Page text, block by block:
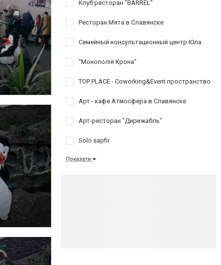
Клуб ресторан "BARREL"
Ресторан Мята в Славянске
Семейный консультационный центр Юла
"Монополія Крона"
TOP PLACE - Coworking&Event пространство
Арт - кафе Атмосфера в Славянске
Арт-ресторан "Дирижабль"
Solo.sapfir
Показати